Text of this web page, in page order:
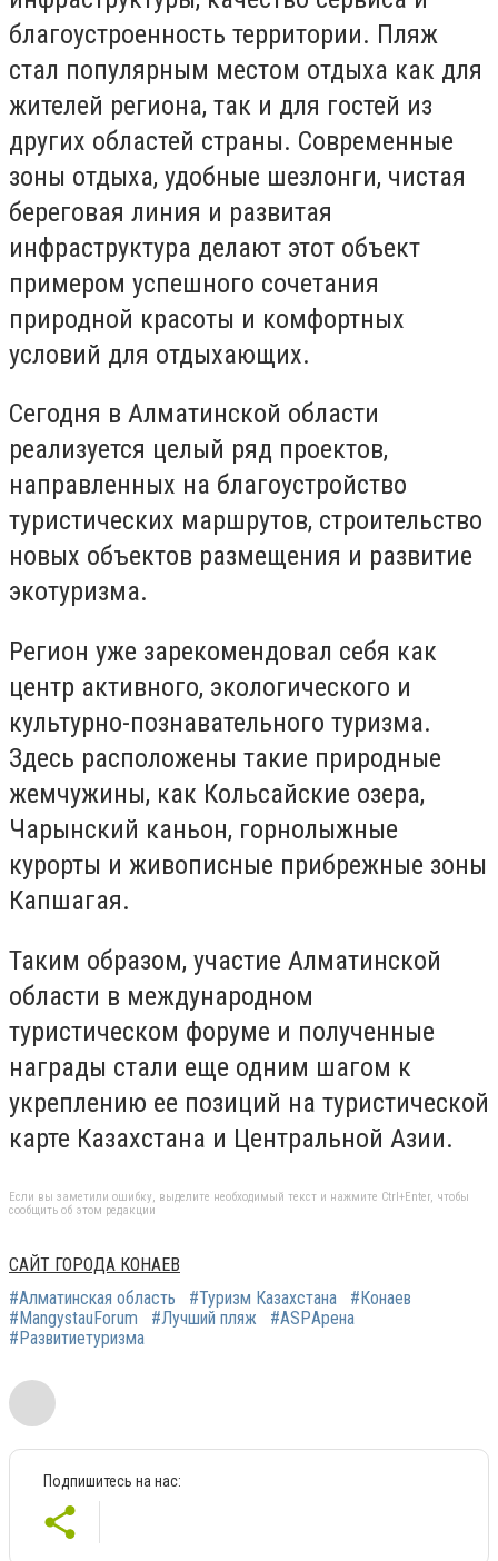
благоустроенность территории. Пляж
стал популярным местом отдыха как для
жителей региона, так и для гостей из
других областей страны. Современные
зоны отдыха, удобные шезлонги, чистая
береговая линия и развитая
инфраструктура делают этот объект
примером успешного сочетания
природной красоты и комфортных
условий для отдыхающих.
Сегодня в Алматинской области
реализуется целый ряд проектов,
направленных на благоустройство
туристических маршрутов, строительство
новых объектов размещения и развитие
экотуризма.
Регион уже зарекомендовал себя как
центр активного, экологического и
культурно-познавательного туризма.
Здесь расположены такие природные
жемчужины, как Кольсайские озера,
Чарынский каньон, горнолыжные
курорты и живописные прибрежные зоны
Капшагая.
Таким образом, участие Алматинской
области в международном
туристическом форуме и полученные
награды стали еще одним шагом к
укреплению ее позиций на туристической
карте Казахстана и Центральной Азии.
Если вы заметили ошибку, выделите необходимый текст и нажмите Ctrl+Enter, чтобы
сообщить об этом редакции
САЙТ ГОРОДА КОНАЕВ
#Алматинская область
#Туризм Казахстана
#Конаев
#MangystauForum
#Лучший пляж
#ASPАрена
#Развитиетуризма
Подпишитесь на нас: